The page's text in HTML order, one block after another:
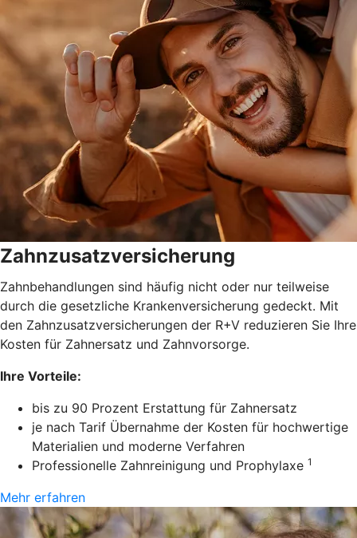
Zahnzusatzversicherung
Zahnbehandlungen sind häufig nicht oder nur teilweise
durch die gesetzliche Krankenversicherung gedeckt. Mit
den Zahnzusatzversicherungen der R+V reduzieren Sie Ihre
Kosten für Zahnersatz und Zahnvorsorge.
Ihre Vorteile:
bis zu 90 Prozent Erstattung für Zahnersatz
je nach Tarif Übernahme der Kosten für hochwertige
Materialien und moderne Verfahren
Professionelle Zahnreinigung und Prophylaxe 1
Mehr erfahren